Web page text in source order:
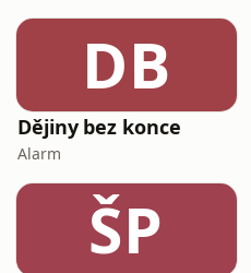
DB
Dějiny bez konce
Alarm
ŠP